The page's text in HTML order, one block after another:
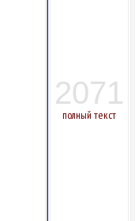
2071
полный текст